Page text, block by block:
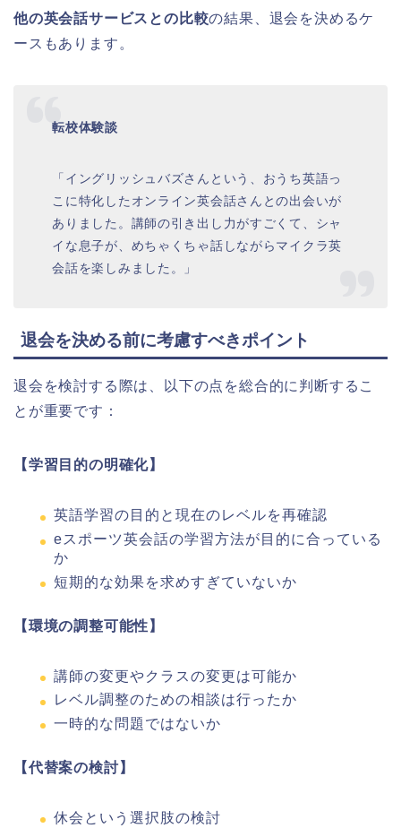
他の英会話サービスとの比較の結果、退会を決めるケ
ースもあります。
転校体験談
「イングリッシュバズさんという、おうち英語っ
こに特化したオンライン英会話さんとの出会いが
ありました。講師の引き出し力がすごくて、シャ
イな息子が、めちゃくちゃ話しながらマイクラ英
会話を楽しみました。」
退会を決める前に考慮すべきポイント
退会を検討する際は、以下の点を総合的に判断するこ
とが重要です：
【学習目的の明確化】
英語学習の目的と現在のレベルを再確認
eスポーツ英会話の学習方法が目的に合っている
か
短期的な効果を求めすぎていないか
【環境の調整可能性】
講師の変更やクラスの変更は可能か
レベル調整のための相談は行ったか
一時的な問題ではないか
【代替案の検討】
休会という選択肢の検討